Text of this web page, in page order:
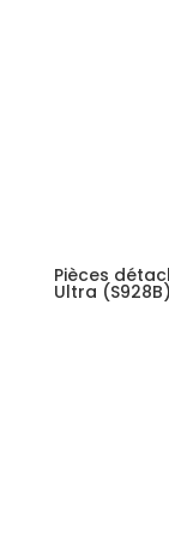
Pièces
Ultra